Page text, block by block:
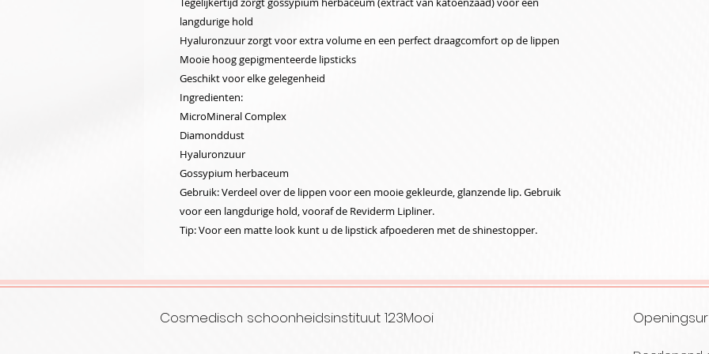
langdurige hold
Hyaluronzuur zorgt voor extra volume en een perfect draagcomfort op de lippen
Mooie hoog gepigmenteerde lipsticks
Geschikt voor elke gelegenheid
Ingredienten:
MicroMineral Complex
Diamonddust
Hyaluronzuur
Gossypium herbaceum
Gebruik: Verdeel over de lippen voor een mooie gekleurde, glanzende lip. Gebruik
voor een langdurige hold, vooraf de Reviderm Lipliner.
Tip: Voor een matte look kunt u de lipstick afpoederen met de shinestopper.
Cosmedisch schoonheidsinstituut 123Mooi